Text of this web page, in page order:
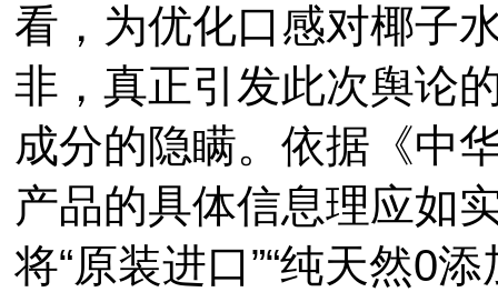
看，为优化口感对椰子
非，真正引发此次舆论
成分的隐瞒。依据《中
产品的具体信息理应如
将“原装进口”“纯天然0